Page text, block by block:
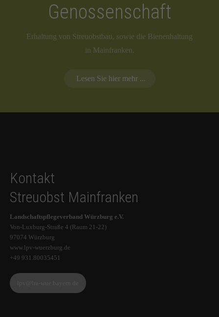
Genossenschaft
Erhaltung von Streuobstbau, sowie die Bienenhaltung
in Mainfranken.
Lesen Sie hier mehr ...
Kontakt
Streuobst Mainfranken
Landschaftspflegeverband Würzburg e.V.
Von-Luxburg-Straße 4 (Raum 21-22)
97074 Würzburg
www.lpv-wuerzburg.de
+49 931.80035451
lpv@lra-wue.bayern.de